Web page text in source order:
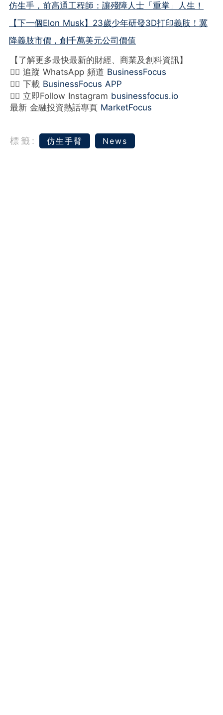
仿生手，前高通工程師：讓殘障人士「重掌」人生！
【下一個Elon Musk】23歲少年研發3D打印義肢！冀
降義肢市價，創千萬美元公司價值
【了解更多最快最新的財經、商業及創科資訊】
👉🏻 追蹤 WhatsApp 頻道 BusinessFocus
👉🏻 下載 BusinessFocus APP
👉🏻 立即Follow Instagram businessfocus.io
最新 金融投資熱話專頁 MarketFocus
標籤: 仿生手臂 News